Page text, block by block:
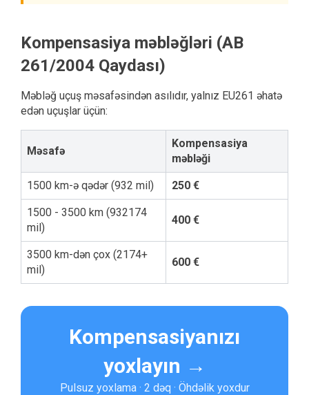
Kompensasiya məbləğləri (AB
261/2004 Qaydası)
Məbləğ uçuş məsafəsindən asılıdır, yalnız EU261 əhatə
edən uçuşlar üçün:
Məsafə
Kompensasiya
məbləği
1500 km-ə qədər (932 mil) 250 €
1500 - 3500 km (932174
mil)
400 €
3500 km-dən çox (2174+
mil)
600 €
Kompensasiyanızı
yoxlayın →
Pulsuz yoxlama · 2 dəq · Öhdəlik yoxdur